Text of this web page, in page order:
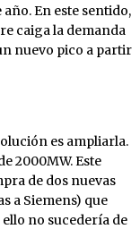
En este sentido,
caiga la demanda
nuevo pico a partir
es ampliarla.
2000MW. Este
de dos nuevas
a Siemens) que
no sucedería de